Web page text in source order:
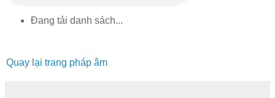
Đang tải danh sách...
Quay lại trang pháp âm